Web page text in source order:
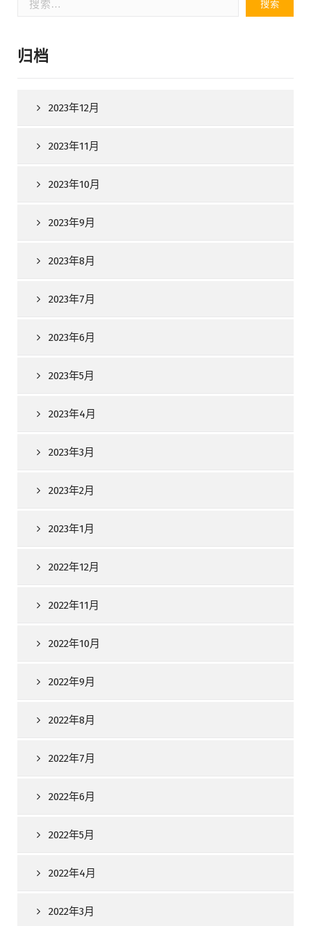
归档
2023年12月
2023年11月
2023年10月
2023年9月
2023年8月
2023年7月
2023年6月
2023年5月
2023年4月
2023年3月
2023年2月
2023年1月
2022年12月
2022年11月
2022年10月
2022年9月
2022年8月
2022年7月
2022年6月
2022年5月
2022年4月
2022年3月